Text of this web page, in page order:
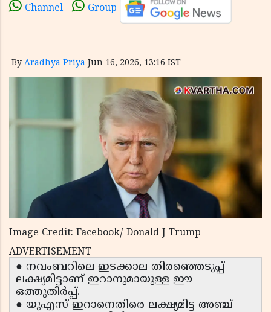
Channel Group
By Aradhya Priya Jun 16, 2026, 13:16 IST
Image Credit: Facebook/ Donald J Trump
ADVERTISEMENT
● നവംബറിലെ ഇടക്കാല തിരഞ്ഞെടുപ്പ്
ലക്ഷ്യമിട്ടാണ് ഇറാനുമായുള്ള ഈ
ഒത്തുതീർപ്പ്.
● യുഎസ് ഇറാനെതിരെ ലക്ഷ്യമിട്ട അഞ്ച്